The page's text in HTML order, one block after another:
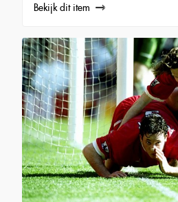
Bekijk dit item